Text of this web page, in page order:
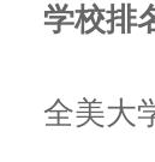
学校排
全美大